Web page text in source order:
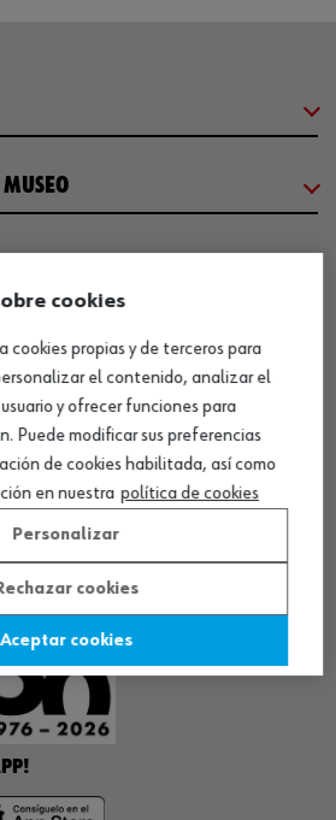
cookies
cookies propias y de terceros para
el contenido, analizar el
y ofrecer funciones para
Puede modificar sus preferencias
de cookies habilitada, así como
en nuestra política de cookies
Personalizar
cookies
Aceptar cookies